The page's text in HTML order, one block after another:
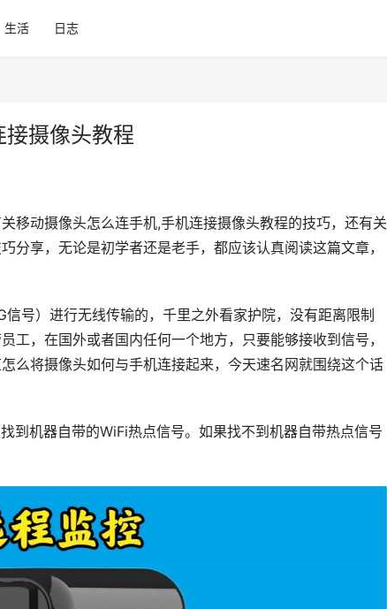
生活 日志
摄像头教程
移动摄像头怎么连手机,手机连接摄像头教程的技巧，还有关
分享，无论是初学者还是老手，都应该认真阅读这篇文章，
号）进行无线传输的，千里之外看家护院，没有距离限制
工，在国外或者国内任何一个地方，只要能够接收到信号，
么将摄像头如何与手机连接起来，今天速名网就围绕这个话
到机器自带的WiFi热点信号。如果找不到机器自带热点信号